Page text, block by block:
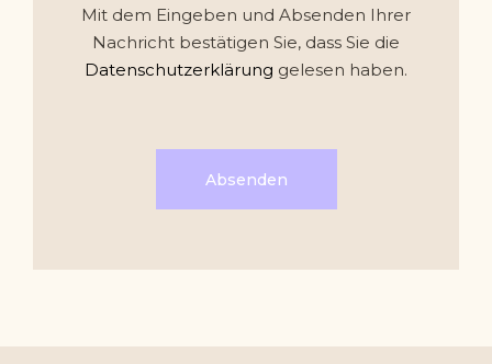
Mit dem Eingeben und Absenden Ihrer
Nachricht bestätigen Sie, dass Sie die
Datenschutzerklärung gelesen haben.
Absenden